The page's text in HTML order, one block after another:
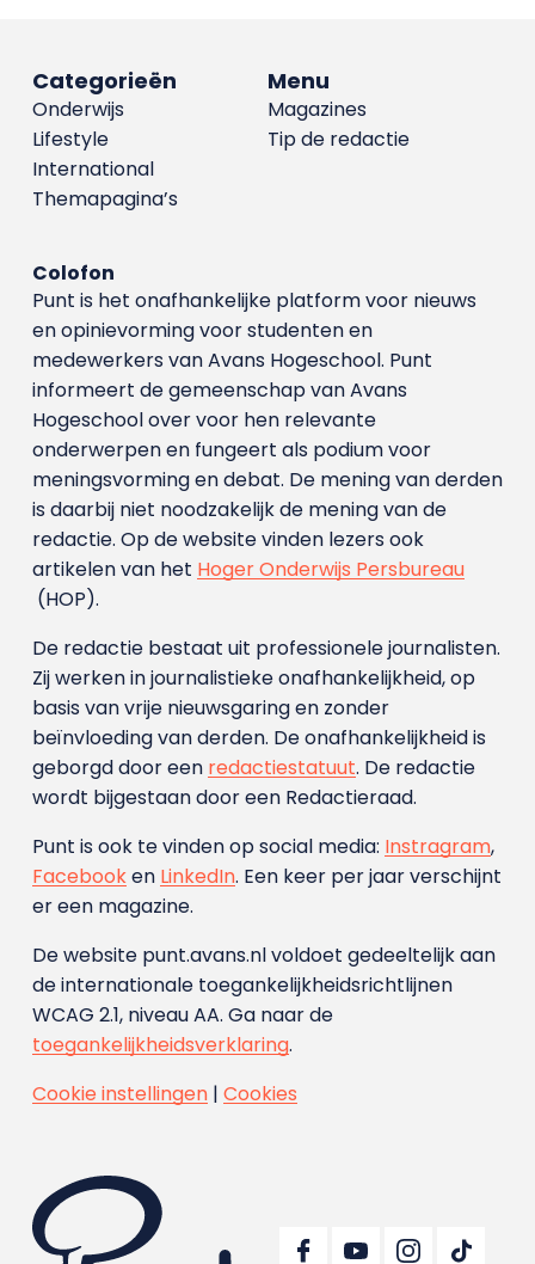
Menu
Magazines
Tip de redactie
Categorieën
Onderwijs
Lifestyle
International
Themapagina’s
Colofon
Punt is het onafhankelijke platform voor nieuws
en opinievorming voor studenten en
medewerkers van Avans Hoge­school. Punt
informeert de gemeenschap van Avans
Hogeschool over voor hen relevante
onderwerpen en fungeert als podium voor
meningsvorming en debat. De mening van derden
is daarbij niet noodzakelijk de mening van de
redactie. Op de website vinden lezers ook
artikelen van het Hoger Onderwijs Persbureau
(HOP).
De redactie bestaat uit professionele journalisten.
Zij werken in journalistieke onafhankelijkheid, op
basis van vrije nieuwsgaring en zonder
beïnvloeding van derden. De onafhankelijkheid is
geborgd door een redactiestatuut. De redactie
wordt bijgestaan door een Redactieraad.
Punt is ook te vinden op social media: Instragram,
Facebooken LinkedIn. Een keer per jaar verschijnt
er een magazine.
De website punt.avans.nl voldoet gedeeltelijk aan
de internationale toegankelijkheidsrichtlijnen
WCAG 2.1, niveau AA. Ga naar de
toegankelijkheidsverklaring.
Cookie instellingen| Cookies